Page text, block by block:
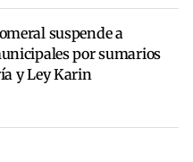
suspende a
por sumarios
y Ley Karin